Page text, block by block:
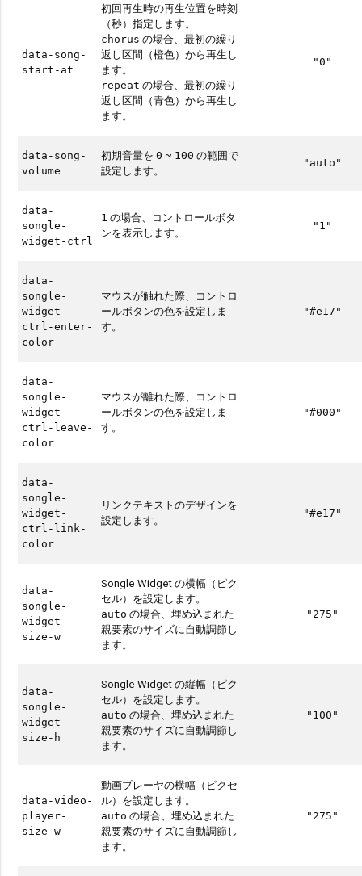
data-song-
start-at
初回再生時の再生位置を時刻
（秒）指定します。
chorus の場合、最初の繰り
返し区間（橙色）から再生し
ます。
repeat の場合、最初の繰り
返し区間（青色）から再生し
ます。
"0"
data-song-
volume
初期音量を0 ~ 100 の範囲で
設定します。
"auto"
data-
songle-
widget-ctrl
1 の場合、コントロールボタ
ンを表示します。
"1"
data-
songle-
widget-
ctrl-enter-
color
マウスが触れた際、コントロ
ールボタンの色を設定しま
す。
"#e17"
data-
songle-
widget-
ctrl-leave-
color
マウスが離れた際、コントロ
ールボタンの色を設定しま
す。
"#000"
data-
songle-
widget-
ctrl-link-
color
リンクテキストのデザインを
設定します。
"#e17"
data-
songle-
widget-
size-w
Songle Widget の横幅（ピク
セル）を設定します。
auto の場合、埋め込まれた
親要素のサイズに自動調節し
ます。
"275"
data-
songle-
widget-
size-h
Songle Widget の縦幅（ピク
セル）を設定します。
auto の場合、埋め込まれた
親要素のサイズに自動調節し
ます。
"100"
data-video-
player-
size-w
動画プレーヤの横幅（ピクセ
ル）を設定します。
auto の場合、埋め込まれた
親要素のサイズに自動調節し
ます。
"275"